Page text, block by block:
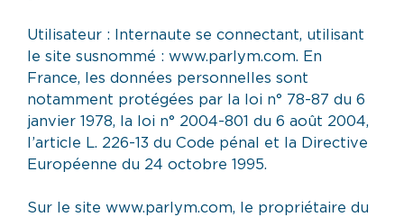
Utilisateur : Internaute se connectant, utilisant
le site susnommé : www.parlym.com. En
France, les données personnelles sont
notamment protégées par la loi n° 78-87 du 6
janvier 1978, la loi n° 2004-801 du 6 août 2004,
l’article L. 226-13 du Code pénal et la Directive
Européenne du 24 octobre 1995.
Sur le site www.parlym.com, le propriétaire du